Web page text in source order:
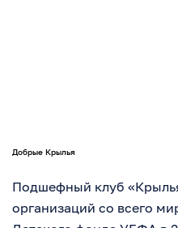
Добрые Крылья
Подшефный клуб
организаций со всего